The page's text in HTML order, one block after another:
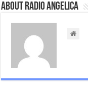
About Radio Angelica